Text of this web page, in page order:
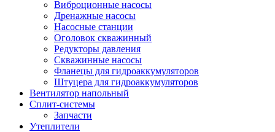
Виброционные насосы
Дренажные насосы
Насосные станции
Оголовок скважинный
Редукторы давления
Скважинные насосы
Фланецы для гидроаккумуляторов
Штуцера для гидроаккумуляторов
Вентилятор напольный
Сплит-системы
Запчасти
Утеплители